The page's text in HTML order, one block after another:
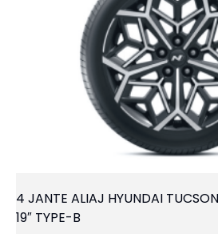
4 JANTE ALIAJ HYUNDAI
19″ TYPE-B